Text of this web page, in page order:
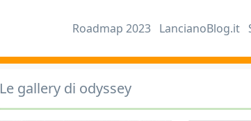
Roadmap 2023 LancianoBlog.it
Le gallery di odyssey